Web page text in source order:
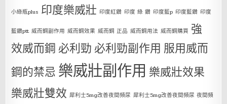
小綠瓶plus 印度樂威壯 印度紅鑽 印度 綠 鑽 印度藍p 印度藍鑽 印度
藍鑽ptt 威而鋼副作用 威而鋼效果 威而鋼 正品 威而鋼用法 威而鋼購買 強
效威而鋼 必利勁 必利勁副作用 服用威而
鋼的禁忌 樂威壯副作用 樂威壯效果
樂威壯雙效 犀利士5mg改善夜間頻尿 犀利士5mg改善夜間頻尿 夜間頻